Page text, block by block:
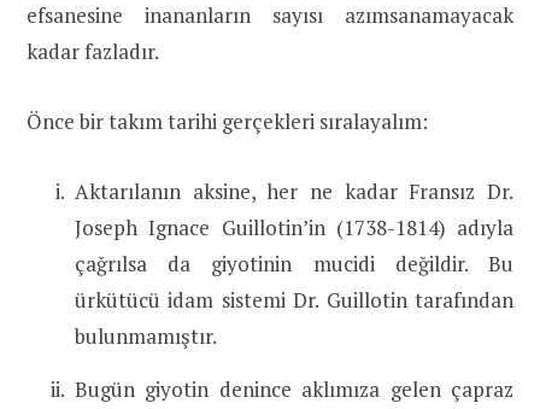
efsanesine inananların sayısı azımsanamayacak
kadar fazladır.
Önce bir takım tarihi gerçekleri sıralayalım:
Aktarılanın aksine, her ne kadar Fransız Dr.
Joseph Ignace Guillotin’in (1738-1814) adıyla
çağrılsa da giyotinin mucidi değildir. Bu
ürkütücü idam sistemi Dr. Guillotin tarafından
bulunmamıştır.
Bugün giyotin denince aklımıza gelen çapraz